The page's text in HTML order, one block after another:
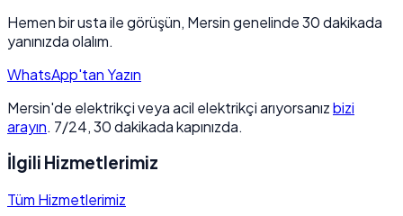
Hemen bir usta ile görüşün, Mersin genelinde 30 dakikada
yanınızda olalım.
WhatsApp'tan Yazın
Mersin'de elektrikçi veya acil elektrikçi arıyorsanızbizi
arayın. 7/24, 30 dakikada kapınızda.
İlgili Hizmetlerimiz
Tüm Hizmetlerimiz